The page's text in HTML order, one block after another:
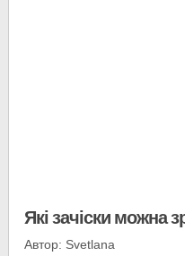
Які зачіски можна
Автор: Svetlana